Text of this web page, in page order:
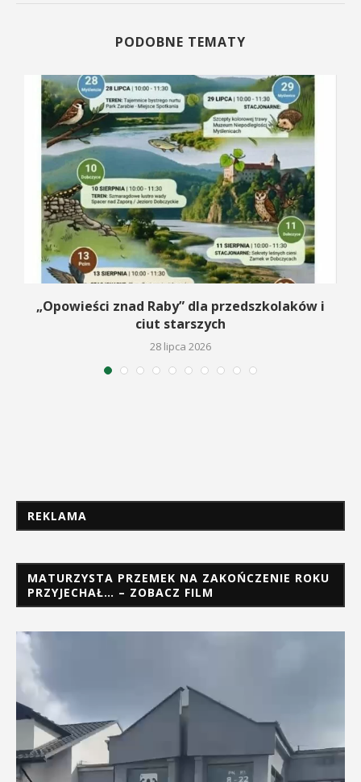
PODOBNE TEMATY
„Opowieści znad Raby” dla przedszkolaków i
ciut starszych
28 lipca 2026
REKLAMA
MATURZYSTA PRZEMEK NA ZAKOŃCZENIE ROKU
PRZYJECHAŁ… – ZOBACZ FILM
Odtwarzacz